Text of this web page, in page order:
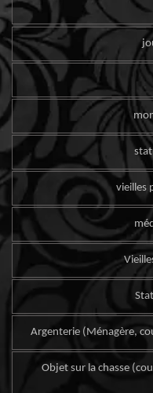
vieilles
Argenterie (Ménagère,
Objet sur la chasse